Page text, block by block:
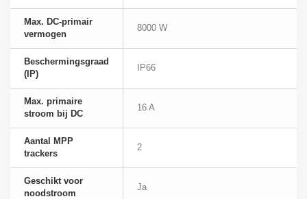
Max. DC-primair
vermogen
8000 W
Beschermingsgraad
(IP)
IP66
Max. primaire
stroom bij DC
16 A
Aantal MPP
trackers
2
Geschikt voor
noodstroom
Ja